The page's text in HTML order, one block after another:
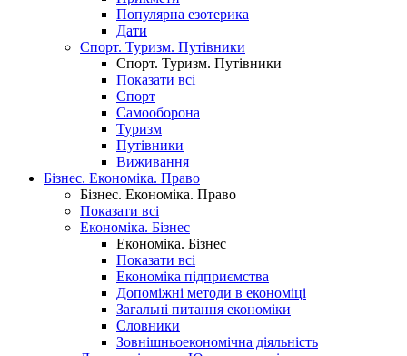
Популярна езотерика
Дати
Спорт. Туризм. Путівники
Спорт. Туризм. Путівники
Показати всі
Спорт
Самооборона
Туризм
Путівники
Виживання
Бізнес. Економіка. Право
Бізнес. Економіка. Право
Показати всі
Економіка. Бізнес
Економіка. Бізнес
Показати всі
Економіка підприємства
Допоміжні методи в економіці
Загальні питання економіки
Словники
Зовнішньоекономічна діяльність